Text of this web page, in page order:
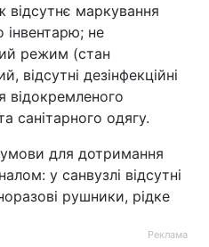
маркування
інвентарю; не
режим (стан
відсутні дезінфекційні
відокремленого
санітарного одягу.
для дотримання
у санвузлі відсутні
рушники, рідке
Реклама